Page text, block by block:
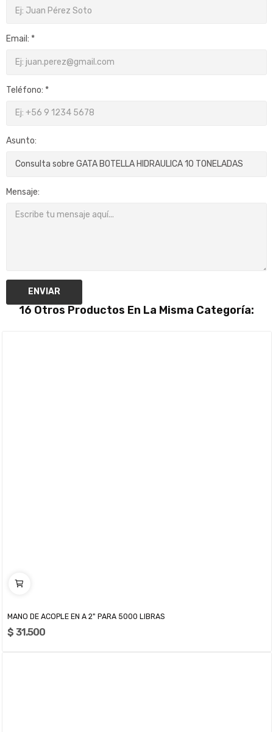
Email: *
Teléfono: *
Asunto:
Mensaje:
ENVIAR
16 Otros Productos En La Misma Categoría:
MANO DE ACOPLE EN A 2" PARA 5000 LIBRAS
$ 31.500